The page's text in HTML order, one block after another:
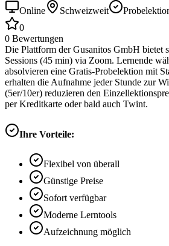
Online
Schweizweit
0
0 Bewertungen
Die Plattform der Gusanitos GmbH bietet
Sessions (45 min) via Zoom. Lernende
absolvieren eine Gratis-Probelektion mit
erhalten die Aufnahme jeder Stunde zur
(5er/10er) reduzieren den
per Kreditkarte oder bald auch Twint.
Ihre Vorteile:
Flexibel von überall
Günstige Preise
Sofort verfügbar
Moderne Lerntools
Aufzeichnung möglich